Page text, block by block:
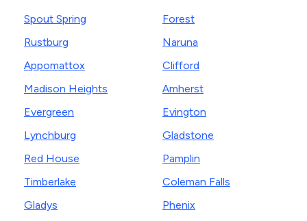
Spout Spring
Rustburg
Appomattox
Madison Heights
Evergreen
Lynchburg
Red House
Timberlake
Gladys
Forest
Naruna
Clifford
Amherst
Evington
Gladstone
Pamplin
Coleman Falls
Phenix